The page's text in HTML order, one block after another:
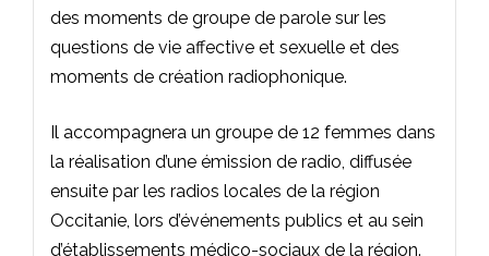
des moments de groupe de parole sur les
questions de vie affective et sexuelle et des
moments de création radiophonique.
Il accompagnera un groupe de 12 femmes dans
la réalisation d’une émission de radio, diffusée
ensuite par les radios locales de la région
Occitanie, lors d’événements publics et au sein
d’établissements médico-sociaux de la région.